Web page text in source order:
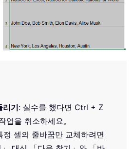
리기: 실수를 했다면 Ctrl + Z
업을 취소하세요。
정 셀의 줄바꿈만 교체하려면